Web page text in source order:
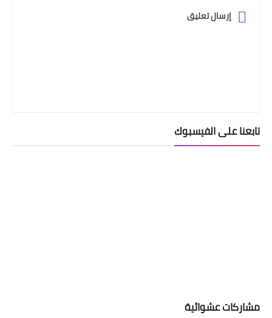
إرسال تعليق
تابعنا على الفيسبوك
مشاركات عشوائية